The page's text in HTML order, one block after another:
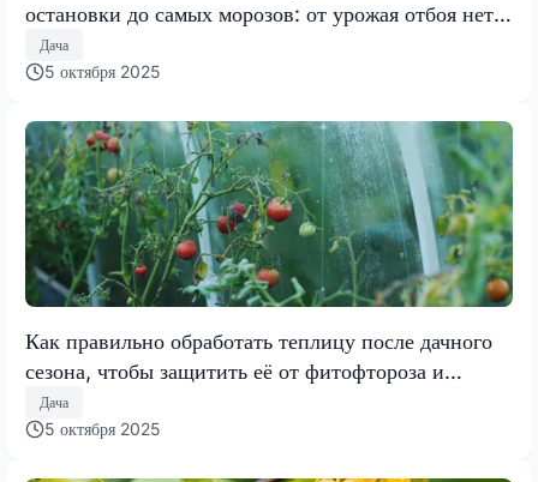
остановки до самых морозов: от урожая отбоя нет,
хоть с соседями делись
Дача
5 октября 2025
Как правильно обработать теплицу после дачного
сезона, чтобы защитить её от фитофтороза и
кладоспориоза
Дача
5 октября 2025